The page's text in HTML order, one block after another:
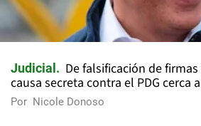
Judicial
De falsificación de
causa secreta contra el PDG cerca
Por Nicole Donoso